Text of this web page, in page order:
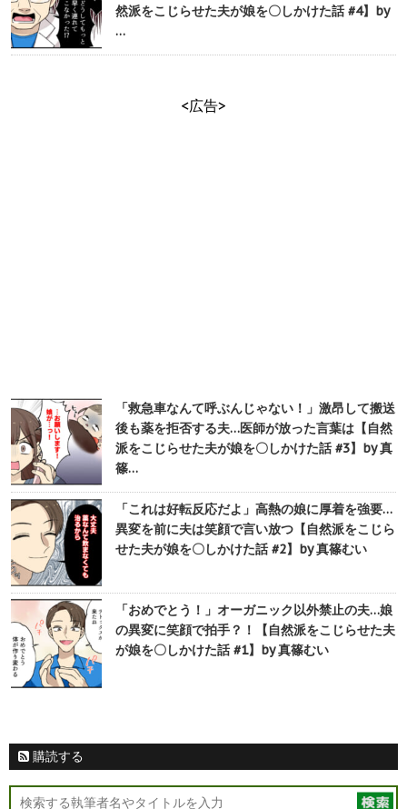
然派をこじらせた夫が娘を〇しかけた話 #4】by
…
<広告>
「救急車なんて呼ぶんじゃない！」激昂して搬送
後も薬を拒否する夫…医師が放った言葉は【自然
派をこじらせた夫が娘を〇しかけた話 #3】by 真
篠…
「これは好転反応だよ」高熱の娘に厚着を強要…
異変を前に夫は笑顔で言い放つ【自然派をこじら
せた夫が娘を〇しかけた話 #2】by 真篠むい
「おめでとう！」オーガニック以外禁止の夫…娘
の異変に笑顔で拍手？！【自然派をこじらせた夫
が娘を〇しかけた話 #1】by 真篠むい
購読する